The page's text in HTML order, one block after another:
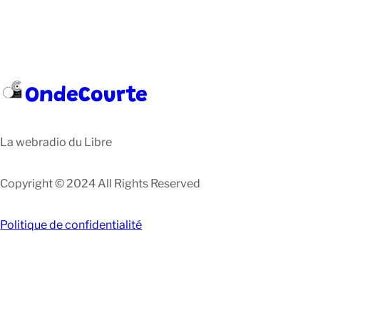
OndeCourte
La webradio du Libre
Copyright © 2024 All Rights Reserved
Politique de confidentialité